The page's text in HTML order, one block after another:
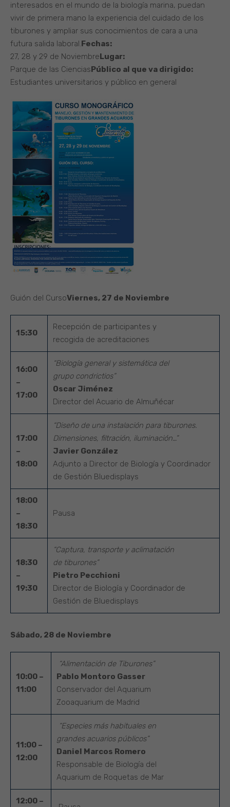
interesados en el mundo de la biología marina, puedan
vivir de primera mano la experiencia del cuidado de los
tiburones y ampliar sus conocimientos de cara a una
futura salida laboral.Fechas:
27, 28 y 29 de NoviembreLugar:
Parque de las CienciasPúblico al que va dirigido:
Estudiantes universitarios y público en general
Guión del CursoViernes, 27 de Noviembre
15:30
Recepción de participantes y
recogida de acreditaciones
16:00
–
17:00
“Biología general y sistemática del
grupo condrictios”
Oscar Jiménez
Director del Acuario de Almuñécar
17:00
–
18:00
“Diseño de una instalación para tiburones.
Dimensiones, filtración, iluminación…”
Javier González
Adjunto a Director de Biología y Coordinador
de Gestión Bluedisplays
18:00
–
18:30
Pausa
18:30
–
19:30
“Captura, transporte y aclimatación
de tiburones”
Pietro Pecchioni
Director de Biología y Coordinador de
Gestión de Bluedisplays
Sábado, 28 de Noviembre
10:00 –
11:00
“Alimentación de Tiburones”
Pablo Montoro Gasser
Conservador del Aquarium
Zooaquarium de Madrid
11:00 –
12:00
“Especies más habituales en
grandes acuarios públicos”
Daniel Marcos Romero
Responsable de Biología del
Aquarium de Roquetas de Mar
12:00 –